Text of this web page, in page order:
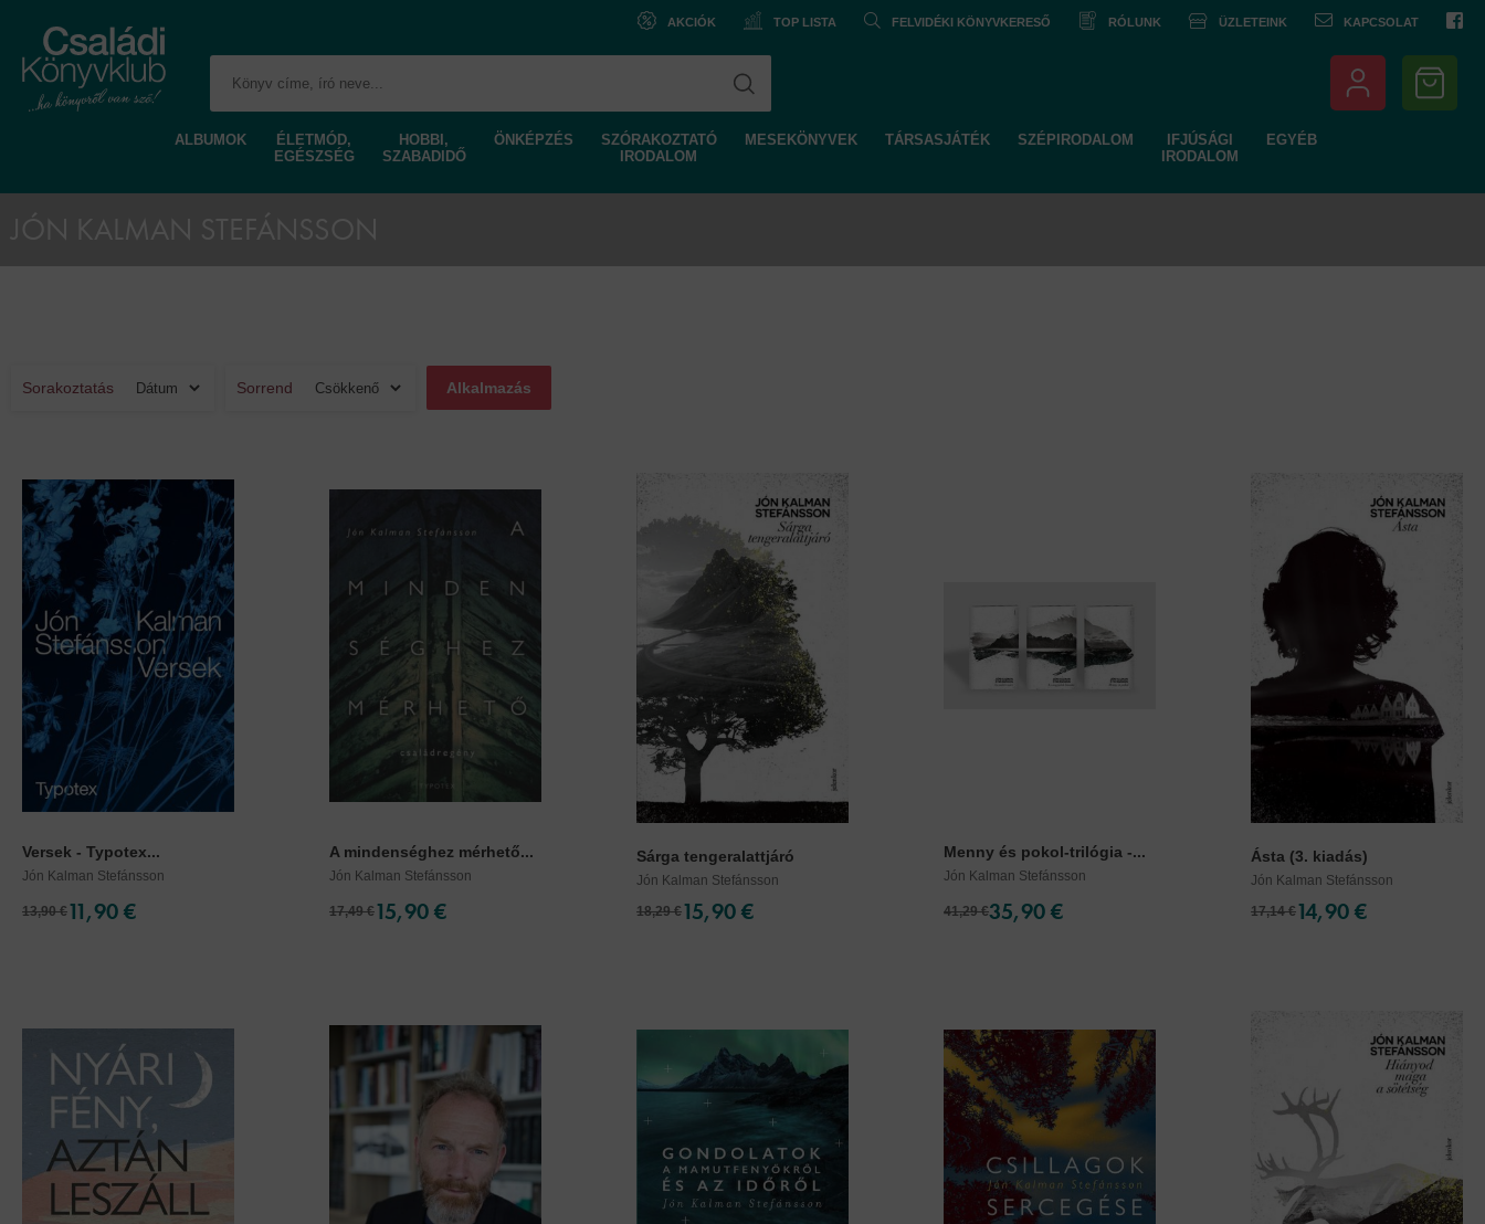
AKCIÓK TOP LISTA FELVIDÉKI KÖNYVKERESŐ RÓLUNK ÜZLETEINK KAPCSOLAT
ALBUMOK
ÉLETMÓD,
EGÉSZSÉG
HOBBI,
SZABADIDŐ
ÖNKÉPZÉS
SZÓRAKOZTATÓ
IRODALOM
MESEKÖNYVEK TÁRSASJÁTÉK SZÉPIRODALOM
IFJÚSÁGI
IRODALOM
EGYÉB
Sorakoztatás Sorrend
Versek - Typotex...
Jón Kalman Stefánsson
13,90 €11,90 €
A mindenséghez mérhető...
Jón Kalman Stefánsson
17,49 €15,90 €
Sárga tengeralattjáró
Jón Kalman Stefánsson
18,29 €15,90 €
Menny és pokol-trilógia -...
Jón Kalman Stefánsson
41,29 €35,90 €
Ásta (3. kiadás)
Jón Kalman Stefánsson
17,14 €14,90 €